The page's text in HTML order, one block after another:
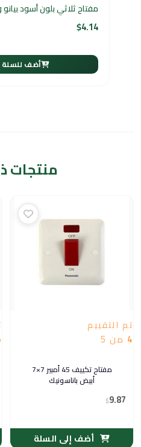
مفتاح ثلاثي بلون أسود بيانو
$4.14
أضف للسلة
منتجات
تم التقييم
4 من 5
مفتاح تكييف 45 أمبير 7×7
أبيض باناسونيك
$9.87
أضف إلى السلة